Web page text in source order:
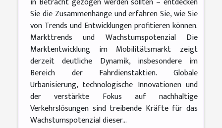
Sie die Zusammenhänge und erfahren Sie, wie Sie
von Trends und Entwicklungen profitieren können.
Markttrends und Wachstumspotenzial Die
Marktentwicklung im Mobilitätsmarkt zeigt
derzeit deutliche Dynamik, insbesondere im
Bereich der Fahrdienstaktien. Globale
Urbanisierung, technologische Innovationen und
der verstärkte Fokus auf nachhaltige
Verkehrslösungen sind treibende Kräfte für das
Wachstumspotenzial dieser...